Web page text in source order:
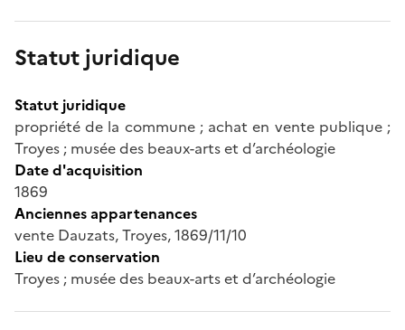
Statut juridique
Statut juridique
propriété de la commune ; achat en vente publique ;
Troyes ; musée des beaux-arts et d’archéologie
Date d'acquisition
1869
Anciennes appartenances
vente Dauzats, Troyes, 1869/11/10
Lieu de conservation
Troyes ; musée des beaux-arts et d’archéologie